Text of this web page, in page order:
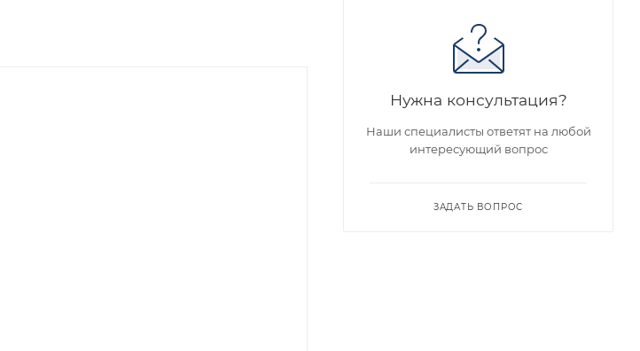
Нужна консультация?
Наши специалисты ответят на любой
интересующий вопрос
ЗАДАТЬ ВОПРОС